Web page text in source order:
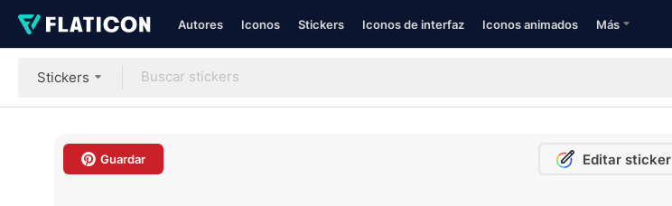
Autores Iconos Stickers Iconos de interfaz Iconos animados Más
Stickers
Guardar Editar sticker